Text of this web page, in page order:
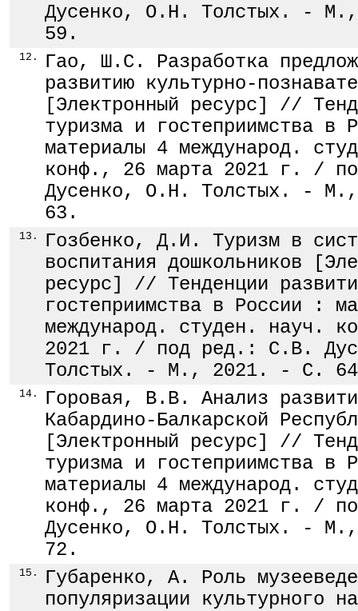
Дусенко, О.Н. Толстых. -
59.
12.
Гао, Ш.С. Разработка
развитию культурно-
[Электронный ресурс] //
туризма и гостеприимства в
материалы 4 международ.
конф., 26 марта 2021 г. /
Дусенко, О.Н. Толстых. -
63.
13.
Гозбенко, Д.И. Туризм в
воспитания дошкольников
ресурс] // Тенденции
гостеприимства в России :
международ. студен. науч.
2021 г. / под ред.: С.В.
Толстых. - М., 2021. - С.
14.
Горовая, В.В. Анализ
Кабардино-Балкарской
[Электронный ресурс] //
туризма и гостеприимства в
материалы 4 международ.
конф., 26 марта 2021 г. /
Дусенко, О.Н. Толстых. -
72.
15.
Губаренко, А. Роль
популяризации культурного